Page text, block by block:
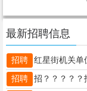
最新招聘信息
招聘
招聘